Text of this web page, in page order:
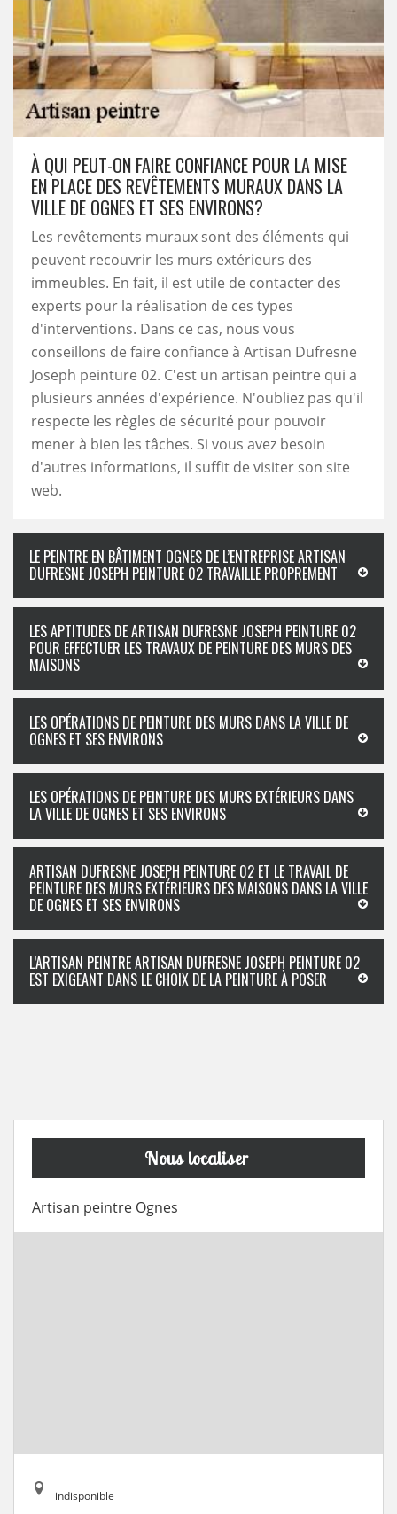
À QUI PEUT-ON FAIRE CONFIANCE POUR LA MISE
EN PLACE DES REVÊTEMENTS MURAUX DANS LA
VILLE DE OGNES ET SES ENVIRONS?
Les revêtements muraux sont des éléments qui
peuvent recouvrir les murs extérieurs des
immeubles. En fait, il est utile de contacter des
experts pour la réalisation de ces types
d'interventions. Dans ce cas, nous vous
conseillons de faire confiance à Artisan Dufresne
Joseph peinture 02. C'est un artisan peintre qui a
plusieurs années d'expérience. N'oubliez pas qu'il
respecte les règles de sécurité pour pouvoir
mener à bien les tâches. Si vous avez besoin
d'autres informations, il suffit de visiter son site
web.
LE PEINTRE EN BÂTIMENT OGNES DE L’ENTREPRISE ARTISAN
DUFRESNE JOSEPH PEINTURE 02 TRAVAILLE PROPREMENT
LES APTITUDES DE ARTISAN DUFRESNE JOSEPH PEINTURE 02
POUR EFFECTUER LES TRAVAUX DE PEINTURE DES MURS DES
MAISONS
LES OPÉRATIONS DE PEINTURE DES MURS DANS LA VILLE DE
OGNES ET SES ENVIRONS
LES OPÉRATIONS DE PEINTURE DES MURS EXTÉRIEURS DANS
LA VILLE DE OGNES ET SES ENVIRONS
ARTISAN DUFRESNE JOSEPH PEINTURE 02 ET LE TRAVAIL DE
PEINTURE DES MURS EXTÉRIEURS DES MAISONS DANS LA VILLE
DE OGNES ET SES ENVIRONS
L’ARTISAN PEINTRE ARTISAN DUFRESNE JOSEPH PEINTURE 02
EST EXIGEANT DANS LE CHOIX DE LA PEINTURE À POSER
Nous localiser
Artisan peintre Ognes
indisponible